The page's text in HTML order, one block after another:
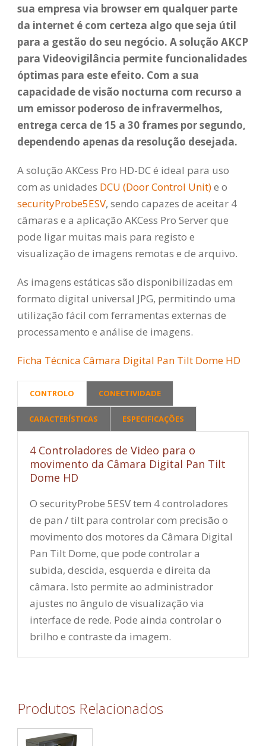
sua empresa via browser em qualquer parte
da internet é com certeza algo que seja útil
para a gestão do seu negócio. A solução AKCP
para Videovigilância permite funcionalidades
óptimas para este efeito. Com a sua
capacidade de visão nocturna com recurso a
um emissor poderoso de infravermelhos,
entrega cerca de 15 a 30 frames por segundo,
dependendo apenas da resolução desejada.
A solução AKCess Pro HD-DC é ideal para uso
com as unidades DCU (Door Control Unit)e o
securityProbe5ESV, sendo capazes de aceitar 4
câmaras e a aplicação AKCess Pro Server que
pode ligar muitas mais para registo e
visualização de imagens remotas e de arquivo.
As imagens estáticas são disponibilizadas em
formato digital universal JPG, permitindo uma
utilização fácil com ferramentas externas de
processamento e análise de imagens.
Ficha Técnica Câmara Digital Pan Tilt Dome HD
CONTROLO CONECTIVIDADE
CARACTERÍSTICAS ESPECIFICAÇÕES
4 Controladores de Video para o
movimento da Câmara Digital Pan Tilt
Dome HD
O securityProbe 5ESV tem 4 controladores
de pan / tilt para controlar com precisão o
movimento dos motores da Câmara Digital
Pan Tilt Dome, que pode controlar a
subida, descida, esquerda e direita da
câmara. Isto permite ao administrador
ajustes no ângulo de visualização via
interface de rede. Pode ainda controlar o
brilho e contraste da imagem.
Produtos Relacionados